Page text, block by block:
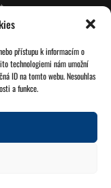
přístupu k informacím o
technologiemi nám umožní
ID na tomto webu. Nesouhlas
a funkce.
legionářů
cookies